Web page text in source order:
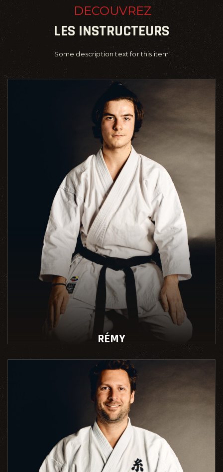
DECOUVREZ
LES INSTRUCTEURS
Some description text for this item
RÉMY
Instructeur école